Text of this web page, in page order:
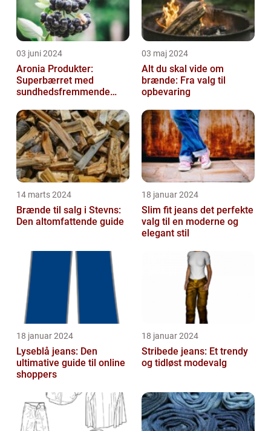
03 juni 2024
Aronia Produkter:
Superbærret med
sundhedsfremmende
03 maj 2024
Alt du skal vide om
brænde: Fra valg til
opbevaring
14 marts 2024
Brænde til salg i Stevns:
Den altomfattende guide
18 januar 2024
Slim fit jeans det perfekte
valg til en moderne og
elegant stil
18 januar 2024
Lyseblå jeans: Den
ultimative guide til online
shoppers
18 januar 2024
Stribede jeans: Et trendy
og tidløst modevalg